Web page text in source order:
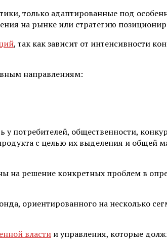
только адаптированные под
на рынке или стратегию
, так как зависит от интенсивности
направлениям:
потребителей, общественности,
с целью их выделения и общей
на решение конкретных проблем в
ориентированного на несколько
власти и управления, которые